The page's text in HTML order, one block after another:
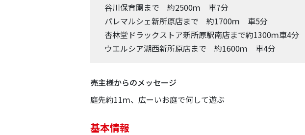
谷川保育園まで 約2500ｍ 車7分
パレマルシェ新所原店まで 約1700ｍ 車5分
杏林堂ドラックストア新所原駅南店まで約1300ｍ車4分
ウエルシア湖西新所原店まで 約1600ｍ 車4分
売主様からのメッセージ
庭先約11ｍ、広ーいお庭で何して遊ぶ
基本情報